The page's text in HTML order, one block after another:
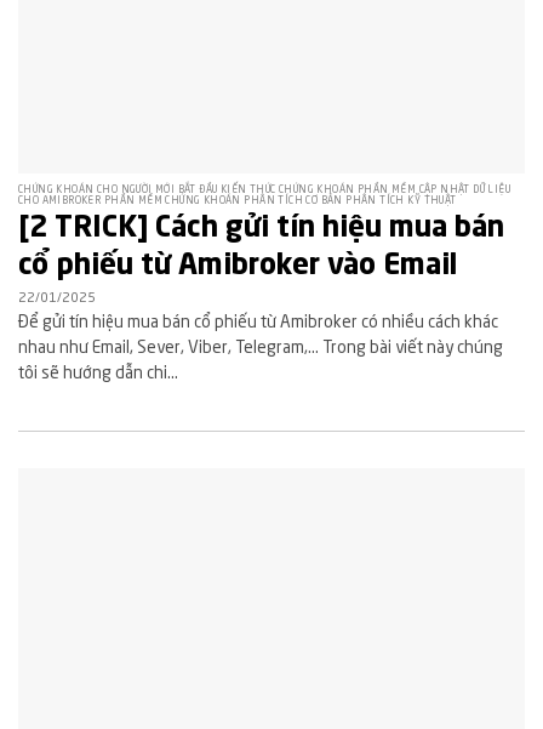
CHỨNG KHOÁN CHO NGƯỜI MỚI BẮT ĐẦU KIẾN THỨC CHỨNG KHOÁN PHẦN MỀM CẬP NHẬT DỮ LIỆU
CHO AMIBROKER PHẦN MỀM CHỨNG KHOÁN PHÂN TÍCH CƠ BẢN PHÂN TÍCH KỸ THUẬT
[2 TRICK] Cách gửi tín hiệu mua bán
cổ phiếu từ Amibroker vào Email
22/01/2025
Để gửi tín hiệu mua bán cổ phiếu từ Amibroker có nhiều cách khác
nhau như Email, Sever, Viber, Telegram,… Trong bài viết này chúng
tôi sẽ hướng dẫn chi...